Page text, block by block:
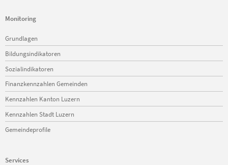
Monitoring
Navigation
überspringen
Grundlagen
Bildungsindikatoren
Sozialindikatoren
Finanzkennzahlen Gemeinden
Kennzahlen Kanton Luzern
Kennzahlen Stadt Luzern
Gemeindeprofile
Services